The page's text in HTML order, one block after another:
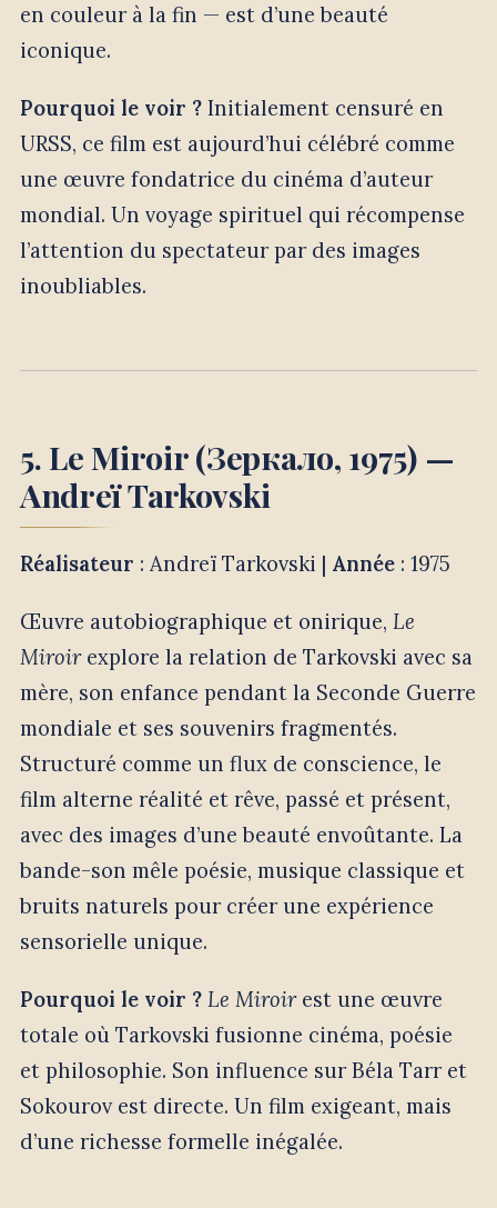
en couleur à la fin — est d’une beauté
iconique.
Pourquoi le voir ?Initialement censuré en
URSS, ce film est aujourd’hui célébré comme
une œuvre fondatrice du cinéma d’auteur
mondial. Un voyage spirituel qui récompense
l’attention du spectateur par des images
inoubliables.
5. Le Miroir (Зеркало, 1975) —
Andreï Tarkovski
Réalisateur : Andreï Tarkovski | Année: 1975
Œuvre autobiographique et onirique, Le
Miroirexplore la relation de Tarkovski avec sa
mère, son enfance pendant la Seconde Guerre
mondiale et ses souvenirs fragmentés.
Structuré comme un flux de conscience, le
film alterne réalité et rêve, passé et présent,
avec des images d’une beauté envoûtante. La
bande-son mêle poésie, musique classique et
bruits naturels pour créer une expérience
sensorielle unique.
Pourquoi le voir ? Le Miroirest une œuvre
totale où Tarkovski fusionne cinéma, poésie
et philosophie. Son influence sur Béla Tarr et
Sokourov est directe. Un film exigeant, mais
d’une richesse formelle inégalée.